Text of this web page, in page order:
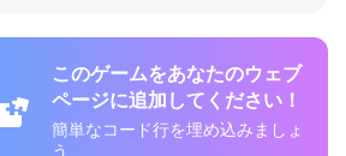
このゲームをあなたのウェブ
ページに追加してください！
簡単なコード行を埋め込みましょ
う